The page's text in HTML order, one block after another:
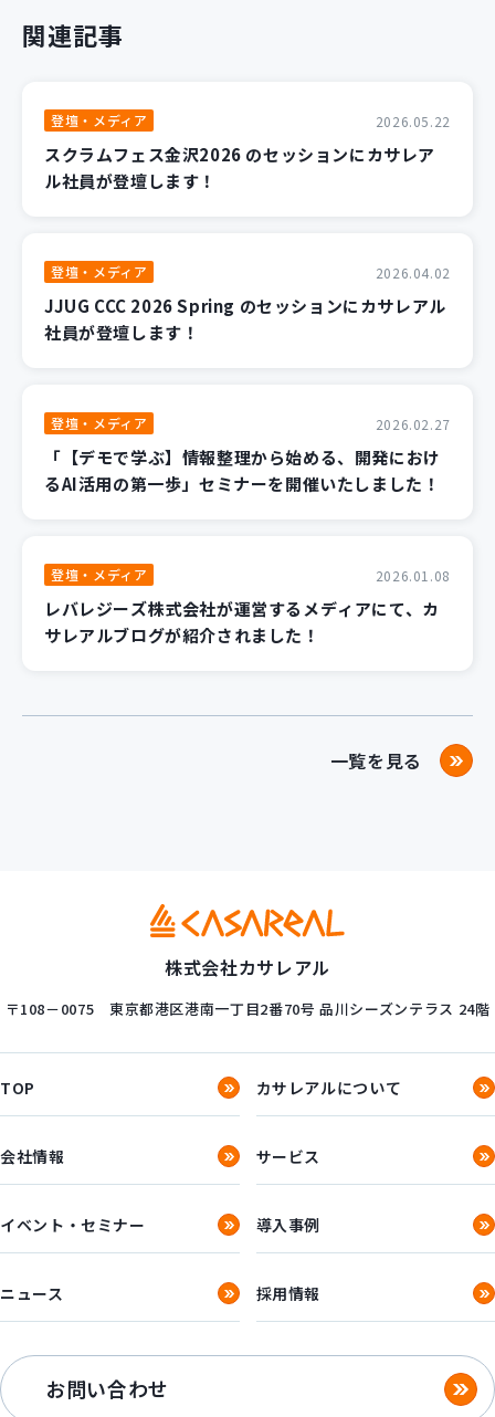
関連記事
登壇・メディア 2026.05.22
スクラムフェス金沢2026 のセッションにカサレア
ル社員が登壇します！
登壇・メディア 2026.04.02
JJUG CCC 2026 Spring のセッションにカサレアル
社員が登壇します！
登壇・メディア 2026.02.27
「【デモで学ぶ】情報整理から始める、開発におけ
るAI活用の第一歩」セミナーを開催いたしました！
登壇・メディア 2026.01.08
レバレジーズ株式会社が運営するメディアにて、カ
サレアルブログが紹介されました！
一覧を見る
株式会社カサレアル
〒108－0075 東京都港区港南一丁目2番70号 品川シーズンテラス 24階
TOP カサレアルについて
会社情報 サービス
イベント・セミナー 導入事例
ニュース 採用情報
お問い合わせ